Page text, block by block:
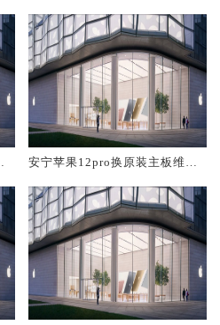
安宁苹果12pro换原装主板维修